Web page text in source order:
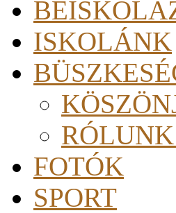
ISKOLÁNK
FOTÓK
SPORT